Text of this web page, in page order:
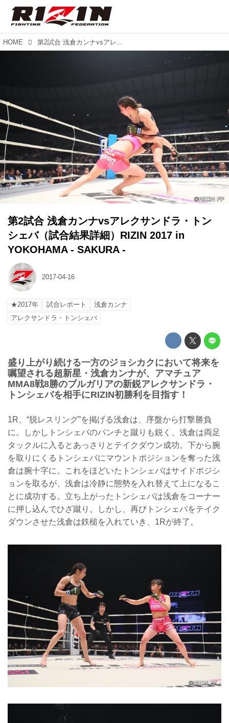
HOME 第2試合 浅倉カンナvsアレクサンドラ・トンシェバ（試合結果詳細）RIZIN 2017 in YOKOHAMA - SAKURA -
第2試合 浅倉カンナvsアレクサンドラ・トン
シェバ（試合結果詳細）RIZIN 2017 in
YOKOHAMA - SAKURA -
2017-04-16
★2017年 試合レポート
浅倉カンナ
アレクサンドラ・トンシェバ
盛り上がり続ける一方のジョシカクにおいて将来を
嘱望される超新星・浅倉カンナが、アマチュア
MMA8戦8勝のブルガリアの新鋭アレクサンドラ・
トンシェバを相手にRIZIN初勝利を目指す！
1R、“脱レスリング”を掲げる浅倉は、序盤から打撃勝負
に。しかしトンシェバのパンチと蹴りも鋭く、浅倉は両足
タックルに入るとあっさりとテイクダウン成功。下から腕
を取りにくるトンシェバにマウントポジションを奪った浅
倉は腕十字に。これをほどいたトンシェバはサイドポジシ
ョンを取るが、浅倉は冷静に態勢を入れ替えて上になるこ
とに成功する。立ち上がったトンシェバは浅倉をコーナー
に押し込んでひざ蹴り。しかし、再びトンシェバをテイク
ダウンさせた浅倉は鉄槌を入れていき、1Rが終了。